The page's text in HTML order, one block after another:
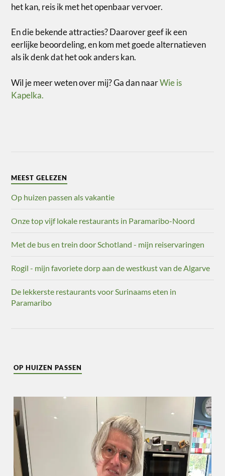
het kan, reis ik met het openbaar vervoer.
En die bekende attracties? Daarover geef ik een
eerlijke beoordeling, en kom met goede alternatieven
als ik denk dat het ook anders kan.
Wil je meer weten over mij? Ga dan naarWie is
Kapelka.
MEEST GELEZEN
Op huizen passen als vakantie
Onze top vijf lokale restaurants in Paramaribo-Noord
Met de bus en trein door Schotland - mijn reiservaringen
Rogil - mijn favoriete dorp aan de westkust van de Algarve
De lekkerste restaurants voor Surinaams eten in
Paramaribo
OP HUIZEN PASSEN